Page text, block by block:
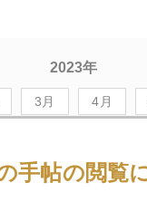
2023年
3月 4月
手帖の閲覧